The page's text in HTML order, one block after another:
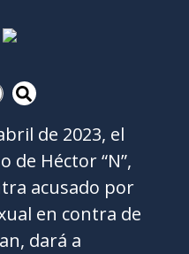
de 2023, el
de Héctor “N”,
acusado por
en contra de
dará a